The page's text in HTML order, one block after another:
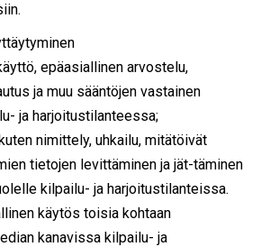
epäasiallinen arvostelu,
ja muu sääntöjen vastainen
ja harjoitustilanteessa;
nimittely, uhkailu, mitätöivät
tietojen levittäminen ja jät-täminen
kilpailu- ja harjoitustilanteissa.
käytös toisia kohtaan
kanavissa kilpailu- ja